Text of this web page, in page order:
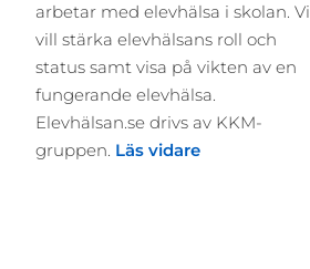
arbetar med elevhälsa i skolan. Vi
vill stärka elevhälsans roll och
status samt visa på vikten av en
fungerande elevhälsa.
Elevhälsan.se drivs av KKM-
gruppen. Läs vidare